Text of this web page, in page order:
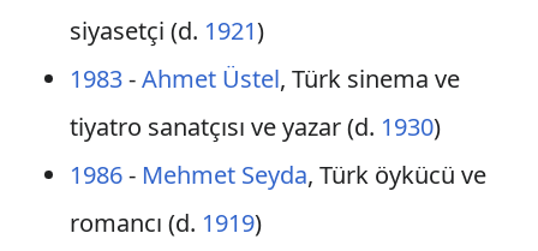
siyasetçi (d. 1921)
1983-Ahmet Üstel, Türk sinema ve
tiyatro sanatçısı ve yazar (d. 1930)
1986- Mehmet Seyda, Türk öykücü ve
romancı (d. 1919)